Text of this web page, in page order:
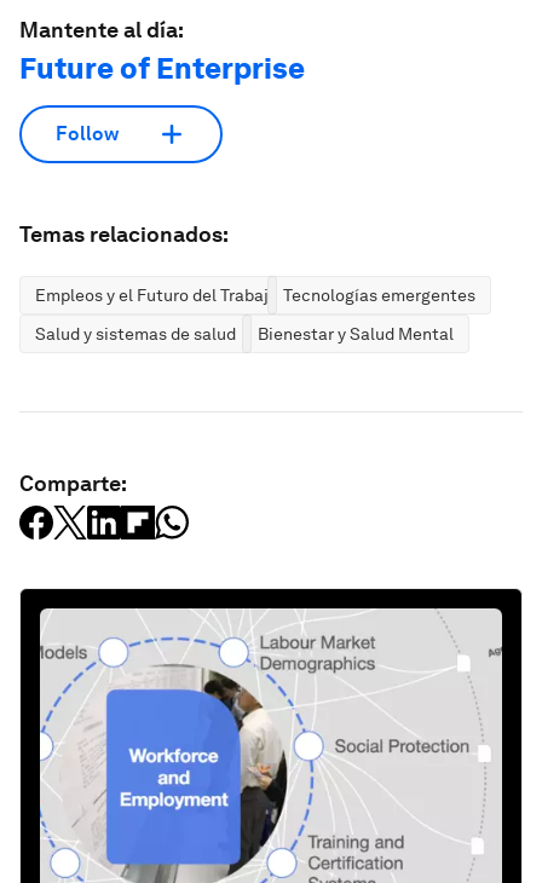
Mantente al día:
Future of Enterprise
Follow
Temas relacionados:
Empleos y el Futuro del Trabajo
Tecnologías emergentes
Salud y sistemas de salud
Bienestar y Salud Mental
Comparte: